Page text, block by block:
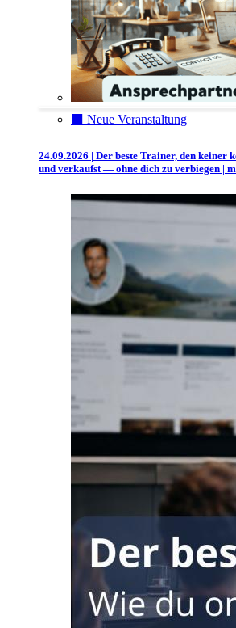
⬛️ Neue Veranstaltung
24.09.2026 | Der beste Trainer, den keiner
und verkaufst — ohne dich zu verbiegen |